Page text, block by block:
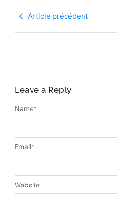
Article précédent
Leave a Reply
Name*
Email*
Website